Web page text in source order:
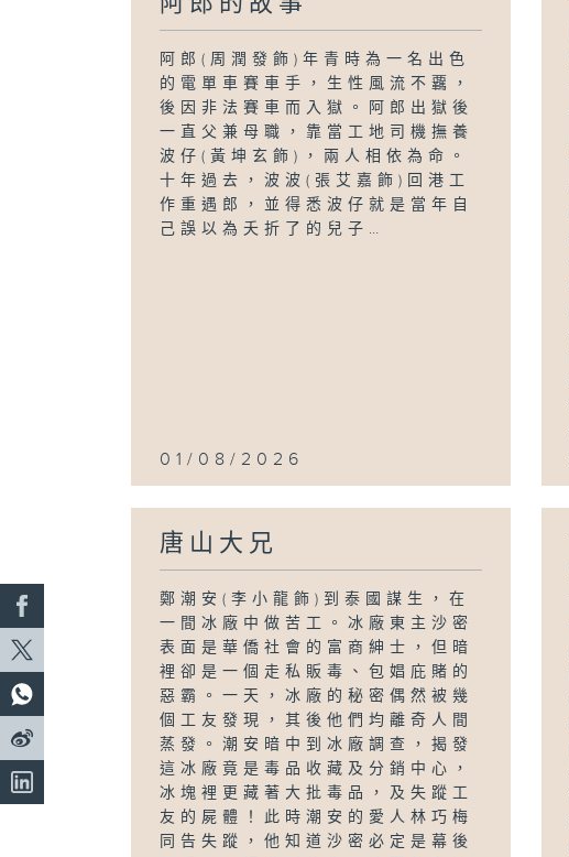
阿郎(周潤發飾)年青時為一名出色
的電單車賽車手，生性風流不覊，
後因非法賽車而入獄。阿郎出獄後
一直父兼母職，靠當工地司機撫養
波仔(黃坤玄飾)，兩人相依為命。
十年過去，波波(張艾嘉飾)回港工
作重遇郎，並得悉波仔就是當年自
己誤以為夭折了的兒子…
01/08/2026
唐山大兄
鄭潮安(李小龍飾)到泰國謀生，在
一間冰廠中做苦工。冰廠東主沙密
表面是華僑社會的富商紳士，但暗
裡卻是一個走私販毒、包娼庇賭的
惡霸。一天，冰廠的秘密偶然被幾
個工友發現，其後他們均離奇人間
蒸發。潮安暗中到冰廠調查，揭發
這冰廠竟是毒品收藏及分銷中心，
冰塊裡更藏著大批毒品，及失蹤工
友的屍體！此時潮安的愛人林巧梅
同告失蹤，他知道沙密必定是幕後